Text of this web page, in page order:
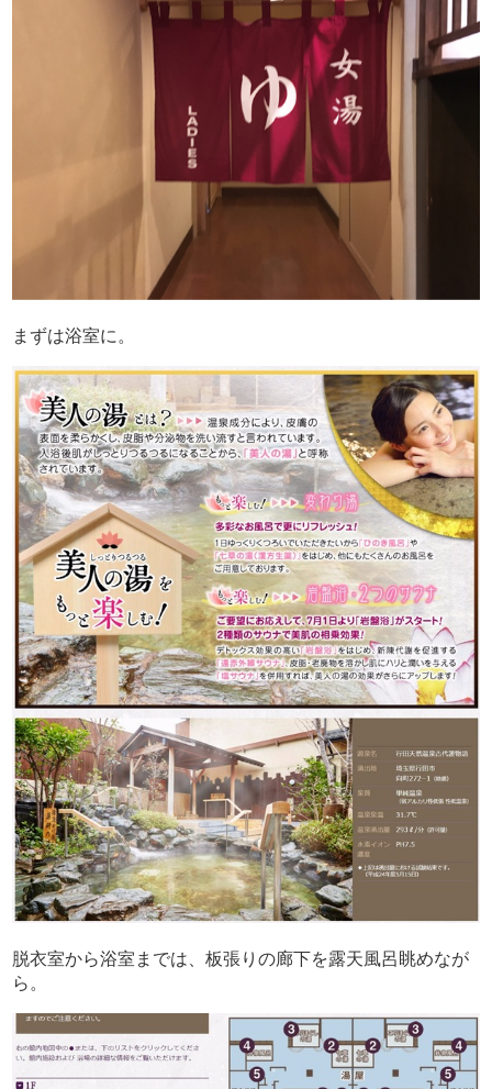
まずは浴室に。
脱衣室から浴室までは、板張りの廊下を露天風呂眺めなが
ら。